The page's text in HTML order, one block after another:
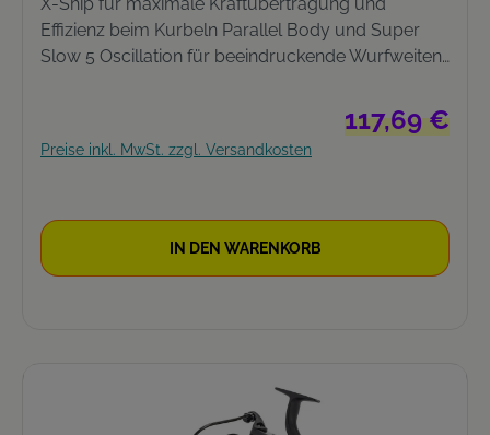
Effizienz beim Kurbeln Parallel Body und Super
Slow 5 Oscillation für beeindruckende Wurfweiten
Spule aus kalt geschmiedeten Aluminium Aero
Wrap für eine exzellente Schnurverlegung und
bessere Wurfperformance Schnureinzug von
Regulärer Preis:
117,69 €
Preise inkl. MwSt. zzgl. Versandkosten
IN DEN WARENKORB